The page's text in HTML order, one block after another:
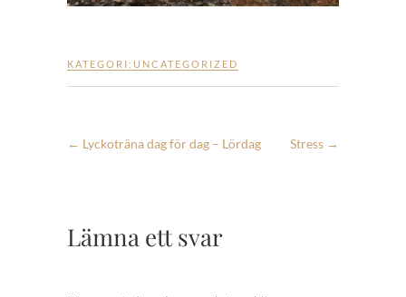
KATEGORI: UNCATEGORIZED
← Lyckoträna dag för dag – Lördag Stress →
Lämna ett svar